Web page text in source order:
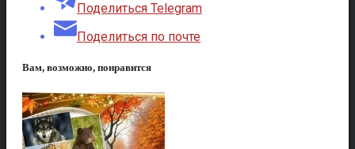
Поделиться Telegram
Поделиться по почте
Вам, возможно, понравится